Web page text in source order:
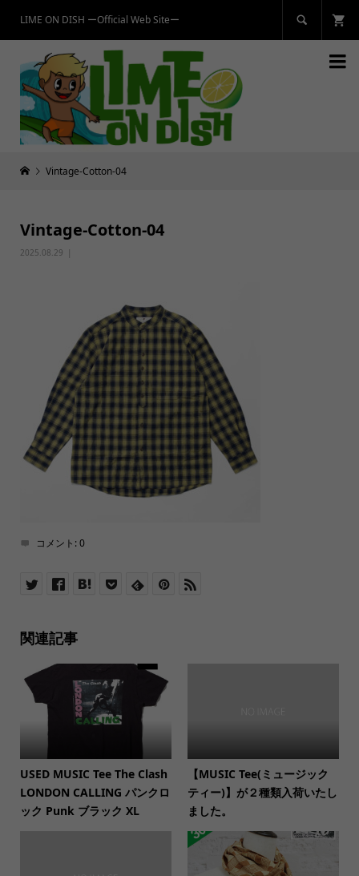
LIME ON DISH ーOfficial Web Siteー 

Vintage-Cotton-04
Vintage-Cotton-04
2025.08.29
コメント:0
関連記事
USED MUSIC Tee The Clash
LONDON CALLING パンクロ
ック Punk ブラック XL
【MUSIC Tee(ミュージック
ティー)】が２種類入荷いたし
ました。